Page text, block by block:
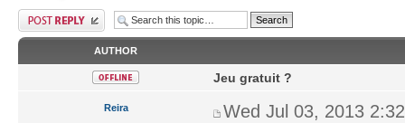
AUTHOR
Reira
Jeu gratuit ?
Wed Jul 03, 2013